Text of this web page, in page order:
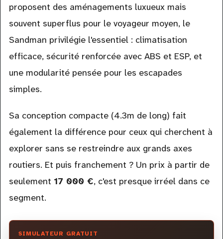
proposent des aménagements luxueux mais
souvent superflus pour le voyageur moyen, le
Sandman privilégie l'essentiel : climatisation
efficace, sécurité renforcée avec ABS et ESP, et
une modularité pensée pour les escapades
simples.
Sa conception compacte (4.3m de long) fait
également la différence pour ceux qui cherchent à
explorer sans se restreindre aux grands axes
routiers. Et puis franchement ? Un prix à partir de
seulement 17 000 €, c'est presque irréel dans ce
segment.
SIMULATEUR GRATUIT